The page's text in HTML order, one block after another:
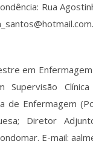
Rua
em
Supervisão
de Enfermagem
Diretor
E-mail: